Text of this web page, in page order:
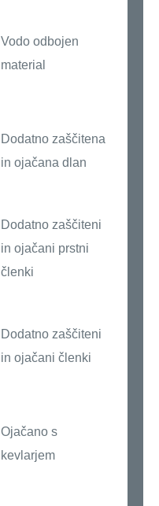
Vodo odbojen
material
Dodatno zaščitena
in ojačana dlan
Dodatno zaščiteni
in ojačani prstni
členki
Dodatno zaščiteni
in ojačani členki
Ojačano s
kevlarjem